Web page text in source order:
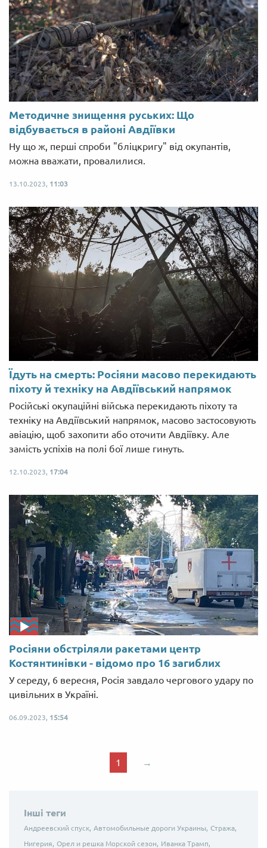
Методичне знищення руських: Що
відбувається в районі Авдіївки
Ну що ж, перші спроби "бліцкригу" від окупантів,
можна вважати, провалилися.
13.10.2023, 11:03
Їдуть на смерть: Росіяни масово перекидають
піхоту й техніку на Авдіївський напрямок
Російські окупаційні війська перекидають піхоту та
техніку на Авдіївський напрямок, масово застосовують
авіацію, щоб захопити або оточити Авдіївку. Але
замість успіхів на полі бої лише гинуть.
12.10.2023, 17:04
Росіяни обстріляли ракетами центр
Костянтинівки - відомо про 16 загиблих
У середу, 6 вересня, Росія завдало чергового удару по
цивільних в Україні.
06.09.2023, 15:54
1 →
Інші теги
Андреевский спуск, Автомобильные дороги Украины, Стража,
Нигерия, Орел и решка Морской сезон, Иванка Трамп,